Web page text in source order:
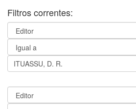
Filtros correntes: